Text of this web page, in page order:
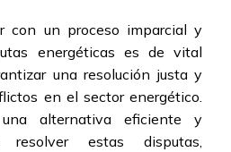
con un proceso imparcial y
energéticas es de vital
una resolución justa y
en el sector energético.
alternativa eficiente y
resolver estas disputas,